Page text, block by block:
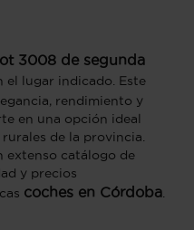
3008 de segunda
el lugar indicado. Este
rendimiento y
en una opción ideal
de la provincia.
extenso catálogo de
y precios
coches en Córdoba